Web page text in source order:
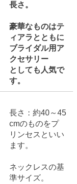
長さ。
豪華なものはテ
ィアラとともに
ブライダル用ア
クセサリー
としても人気で
す。
長さ：約40～45
cmのものをプ
リンセスといい
ます。
ネックレスの基
準サイズ。